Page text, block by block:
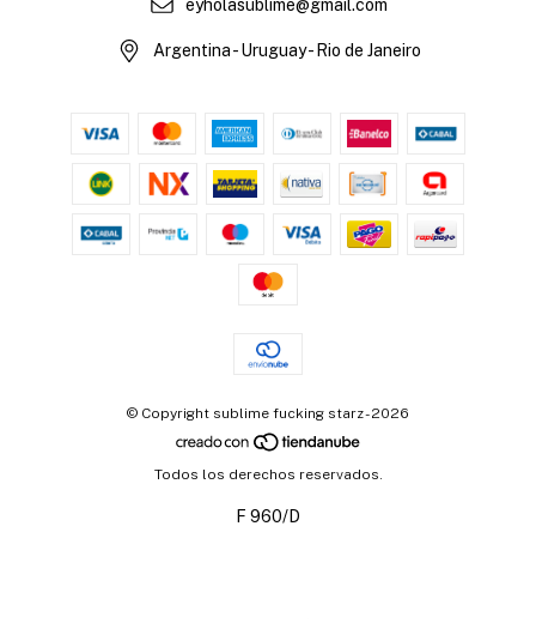
eyholasublime@gmail.com
Argentina - Uruguay - Rio de Janeiro
© Copyright sublime fucking starz - 2026
Todos los derechos reservados.
F 960/D